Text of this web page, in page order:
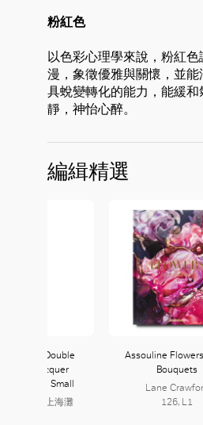
粉紅色
以色彩心理學來說，粉紅
漫，象徵優雅與關懷，並
具蛻變轉化的能力，能緩
靜，神怡心醉。
編緝精選
Tang Double
Lacquer
Box in Small
Tang 上海灘
Assouline
Bouquets
Lane
126, L1